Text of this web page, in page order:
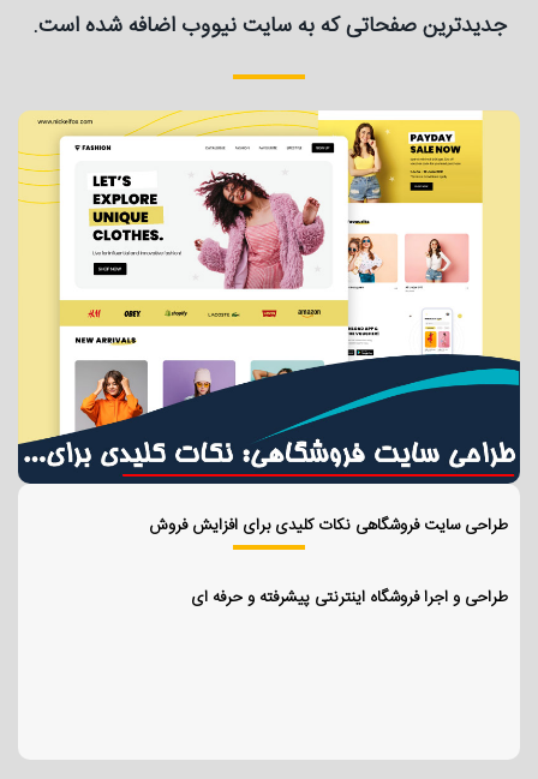
جدیدترین صفحاتی که به سایت نیووب اضافه شده است.
طراحی سایت فروشگاهی نکات کلیدی برای افزایش فروش
طراحی و اجرا فروشگاه اینترنتی پیشرفته و حرفه ای